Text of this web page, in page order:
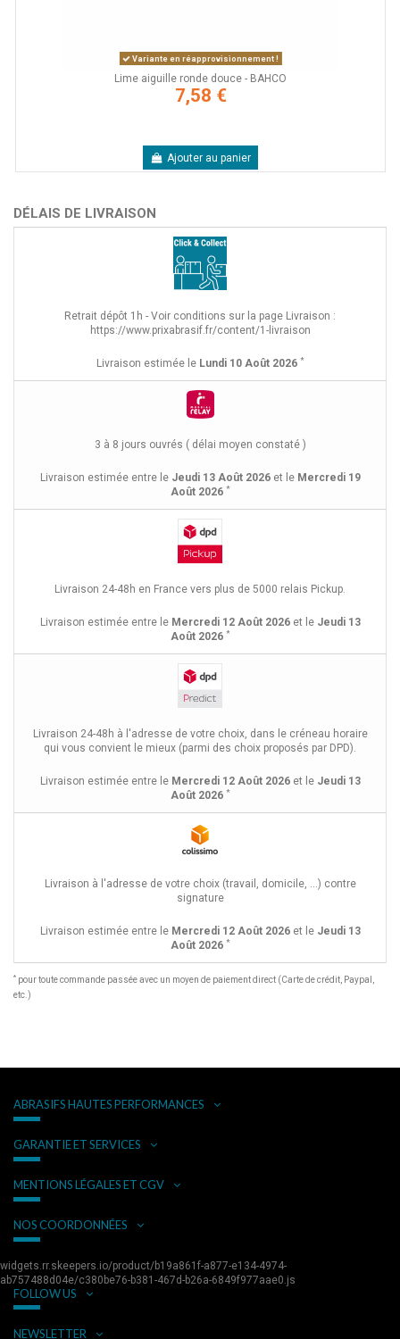
Variante en réapprovisionnement !
Lime aiguille ronde douce - BAHCO
7,58 €
Ajouter au panier
DÉLAIS DE LIVRAISON
Retrait dépôt 1h - Voir conditions sur la page Livraison :
https://www.prixabrasif.fr/content/1-livraison
Livraison estimée le Lundi 10 Août 2026 *
3 à 8 jours ouvrés ( délai moyen constaté )
Livraison estimée entre le Jeudi 13 Août 2026et le Mercredi 19
Août 2026 *
Livraison 24-48h en France vers plus de 5000 relais Pickup.
Livraison estimée entre le Mercredi 12 Août 2026et le Jeudi 13
Août 2026 *
Livraison 24-48h à l'adresse de votre choix, dans le créneau horaire
qui vous convient le mieux (parmi des choix proposés par DPD).
Livraison estimée entre le Mercredi 12 Août 2026et le Jeudi 13
Août 2026 *
Livraison à l'adresse de votre choix (travail, domicile, ...) contre
signature
Livraison estimée entre le Mercredi 12 Août 2026et le Jeudi 13
Août 2026 *
* pour toute commande passée avec un moyen de paiement direct (Carte de crédit, Paypal,
etc.)
ABRASIFS HAUTES PERFORMANCES
GARANTIE ET SERVICES
MENTIONS LÉGALES ET CGV
NOS COORDONNÉES
widgets.rr.skeepers.io/product/b19a861f-a877-e134-4974-
ab757488d04e/c380be76-b381-467d-b26a-6849f977aae0.js
FOLLOW US
NEWSLETTER